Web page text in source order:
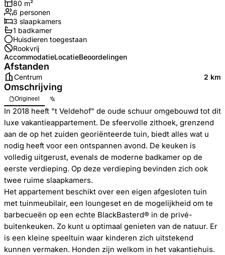
80 m²
6 personen
3 slaapkamers
1 badkamer
Huisdieren toegestaan
Rookvrij
AccommodatieLocatieBeoordelingen
Afstanden
Centrum 2 km
Omschrijving
Origineel
In 2018 heeft "t Veldehof" de oude schuur omgebouwd tot dit
luxe vakantieappartement. De sfeervolle zithoek, grenzend
aan de op het zuiden georiënteerde tuin, biedt alles wat u
nodig heeft voor een ontspannen avond. De keuken is
volledig uitgerust, evenals de moderne badkamer op de
eerste verdieping. Op deze verdieping bevinden zich ook
twee ruime slaapkamers.
Het appartement beschikt over een eigen afgesloten tuin
met tuinmeubilair, een loungeset en de mogelijkheid om te
barbecueën op een echte BlackBasterd® in de privé-
buitenkeuken. Zo kunt u optimaal genieten van de natuur. Er
is een kleine speeltuin waar kinderen zich uitstekend
kunnen vermaken. Honden zijn welkom in het vakantiehuis.